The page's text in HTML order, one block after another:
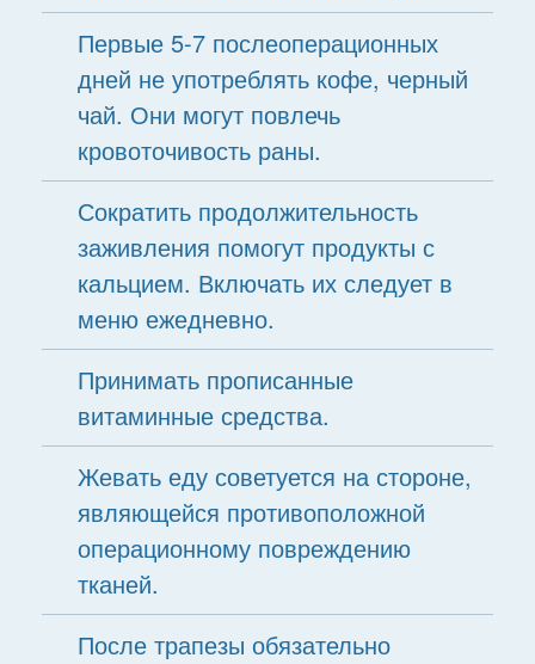
Первые 5-7 послеоперационных
дней не употреблять кофе, черный
чай. Они могут повлечь
кровоточивость раны.
Сократить продолжительность
заживления помогут продукты с
кальцием. Включать их следует в
меню ежедневно.
Принимать прописанные
витаминные средства.
Жевать еду советуется на стороне,
являющейся противоположной
операционному повреждению
тканей.
После трапезы обязательно